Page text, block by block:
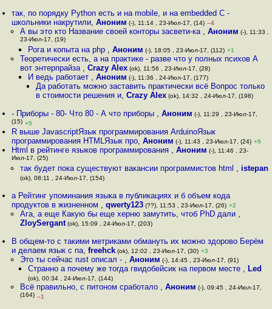
так, по порядку Python есть и на mobile, и на embedded С -
школьники накрутили,Аноним (-), 11:14 , 23-Июл-17, (14) –4
А вы это кто Название своей конторы засвети-ка , Аноним (-), 11:33 ,
23-Июл-17, (19)
Рога и копыта на php , Аноним (-), 18:05 , 23-Июл-17, (112) +1
Теоретически есть, а на практике - разве что у полных психов А
вот энтерпрайза , Crazy Alex(ok), 11:56 , 23-Июл-17, (28)
И ведь работает , Аноним (-), 11:36 , 24-Июл-17, (177)
Да работать можно заставить практически всё Вопрос только
в стоимости решения и,Crazy Alex (ok), 14:32 , 24-Июл-17, (198)
- Приборы - 80- Что 80 - А что приборы ,Аноним (-), 11:29 , 23-Июл-17,
(15) +5
R выше JavascriptЯзык программирования ArduinoЯзык
программирования HTMLЯзык про,Аноним (-), 11:43 , 23-Июл-17, (24) +9
Html в рейтинге языков программирования ,Аноним (-), 11:46 , 23-
Июл-17, (25)
так будет пока существуют вакансии программистов html , istepan
(ok), 08:11 , 24-Июл-17, (154)
а Рейтинг упоминания языка в публикациях и б объем кода
продуктов в жизненном ,qwerty123 (??), 11:53 , 23-Июл-17, (26) +2
Ага, а еще Какую бы еще херню замутить, чтоб PhD дали ,
ZloySergant(ok), 15:09 , 24-Июл-17, (203)
В общем-то с такими метриками обмануть их можно здорово Берём
и делаем язык с па,freehck (ok), 12:02 , 23-Июл-17, (30) +3
Это ты сейчас rust описал - , Аноним (-), 14:45 , 23-Июл-17, (91)
Странно а почему же тогда гвидобейсик на первом месте , Led
(ok), 00:34 , 24-Июл-17, (144)
Всё правильно, с питоном сработало , Аноним (-), 09:45 , 24-Июл-17,
(164) –1